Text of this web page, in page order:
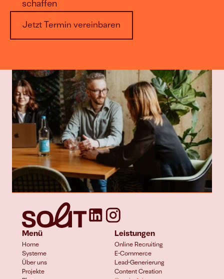
schaffen
Jetzt Termin vereinbaren
Menü
Home
Systeme
Über uns
Projekte
Leistungen
Online Recruiting
E-Commerce
Lead-Generierung
Content Creation